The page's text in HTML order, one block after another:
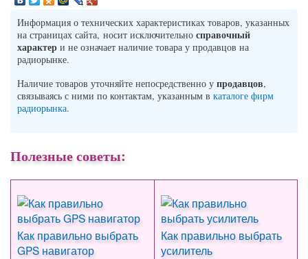
Информация о технических характеристиках товаров, указанных
на страницах сайта, носит исключительно справочный
характер и не означает наличие товара у продавцов на
радиорынке.
Наличие товаров уточняйте непосредственно у продавцов,
связываясь с ними по контактам, указанным в каталоге фирм
радиорынка.
Полезные советы:
Как правильно выбрать
GPS навигатор
Как правильно выбрать
усилитель